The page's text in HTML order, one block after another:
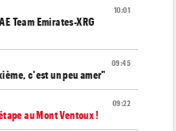
10:01
Team Emirates-XRG
09:45
c'est un peu amer"
09:22
au Mont Ventoux !